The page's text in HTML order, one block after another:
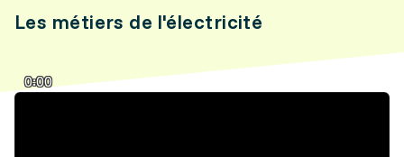
Les métiers de l'électricité
0:00